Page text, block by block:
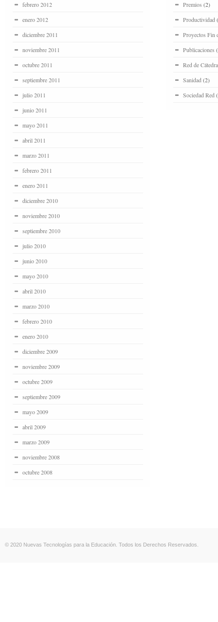
febrero 2012
enero 2012
diciembre 2011
noviembre 2011
octubre 2011
septiembre 2011
julio 2011
junio 2011
mayo 2011
abril 2011
marzo 2011
febrero 2011
enero 2011
diciembre 2010
noviembre 2010
septiembre 2010
julio 2010
junio 2010
mayo 2010
abril 2010
marzo 2010
febrero 2010
enero 2010
diciembre 2009
noviembre 2009
octubre 2009
septiembre 2009
mayo 2009
abril 2009
marzo 2009
noviembre 2008
octubre 2008
Premios (2)
Productividad
Proyectos Fin
Publicaciones
Red de
Sanidad (2)
Sociedad Red
© 2020 Nuevas Tecnologías para la Educación. Todos los Derechos Reservados.